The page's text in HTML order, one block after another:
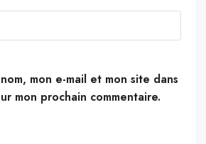
mon e-mail et mon site dans
mon prochain commentaire.